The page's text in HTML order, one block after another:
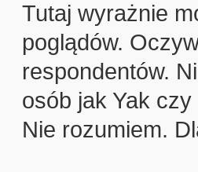
Tutaj wyrażnie
poglądów.
respondentów.
osób jak Yak
Nie rozumiem.